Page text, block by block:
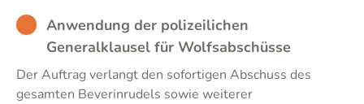
BADAnwendung der polizeilichen
Generalklausel für Wolfsabschüsse
Der Auftrag verlangt den sofortigen Abschuss des
gesamten Beverinrudels sowie weiterer